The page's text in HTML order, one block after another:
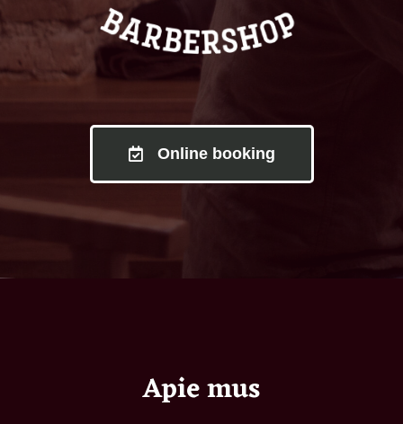
Online booking
Apie mus